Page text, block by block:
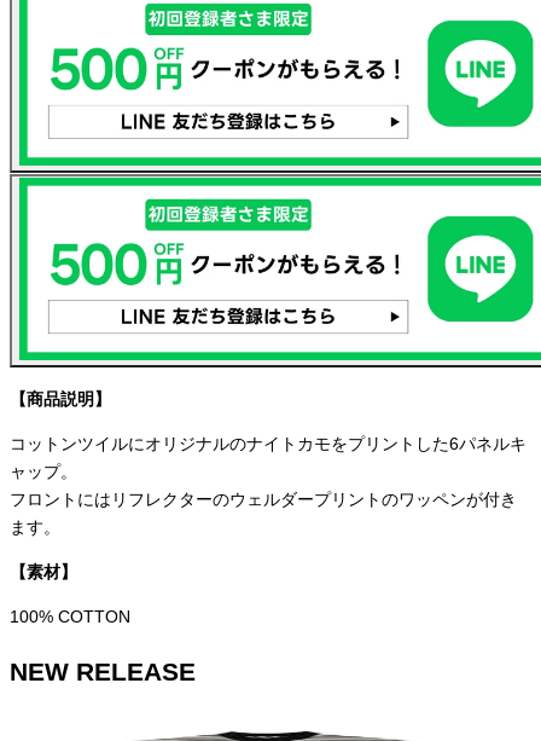
【商品説明】
コットンツイルにオリジナルのナイトカモをプリントした6パネルキ
ャップ。
フロントにはリフレクターのウェルダープリントのワッペンが付き
ます。
【素材】
100% COTTON
NEW RELEASE